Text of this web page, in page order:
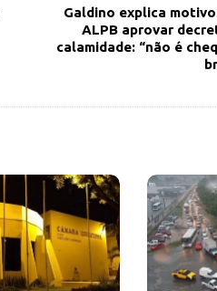
Galdino explica
ALPB aprovar
calamidade: “não é